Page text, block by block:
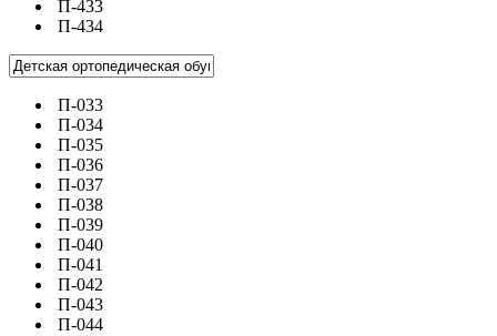
П-433
П-434
П-033
П-034
П-035
П-036
П-037
П-038
П-039
П-040
П-041
П-042
П-043
П-044